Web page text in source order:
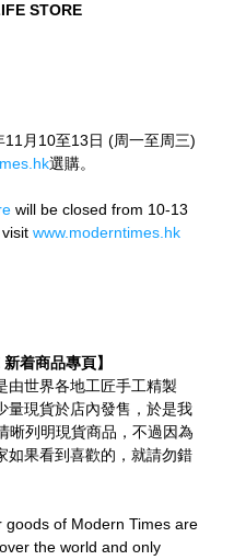
STORE
11月10至13日 (周一至周三)
選購。
will be closed from 10-13
www.moderntimes.hk
着商品專頁】
由世界各地工匠手工精製
量現貨於店內發售，於是我
晰列明現貨商品，不過因為
如果看到喜歡的，就請勿錯
goods of Modern Times are
the world and only